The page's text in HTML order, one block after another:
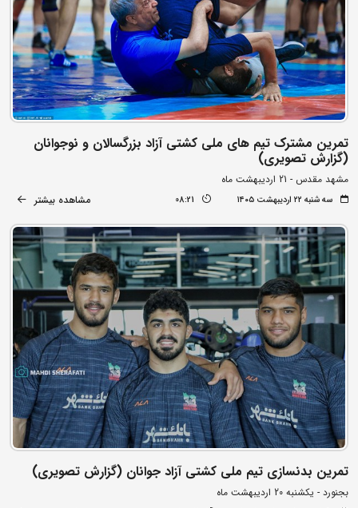
تمرین مشترک تیم های ملی کشتی آزاد بزرگسالان و نوجوانان
(گزارش تصویری)
مشهد مقدس - 21 اردیبهشت ماه
سه شنبه ۲۲ اردیبهشت ۱۴۰۵ 08:21 مشاهده بیشتر
تمرین بدنسازی تیم ملی کشتی آزاد جوانان (گزارش تصویری)
بجنورد - یکشنبه 20 اردیبهشت ماه